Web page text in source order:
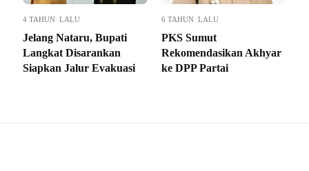
4 TAHUN LALU
Jelang Nataru, Bupati
Langkat Disarankan
Siapkan Jalur Evakuasi
6 TAHUN LALU
PKS Sumut
Rekomendasikan Akhyar
ke DPP Partai